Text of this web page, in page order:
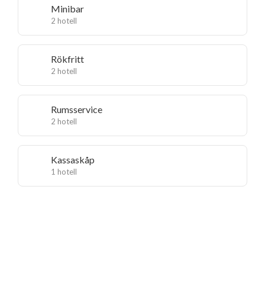
Minibar
2 hotell
Rökfritt
2 hotell
Rumsservice
2 hotell
Kassaskåp
1 hotell